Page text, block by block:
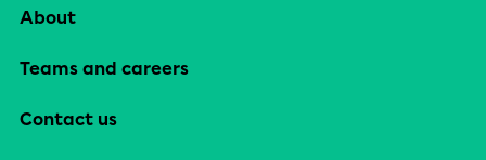
About
Teams and careers
Contact us